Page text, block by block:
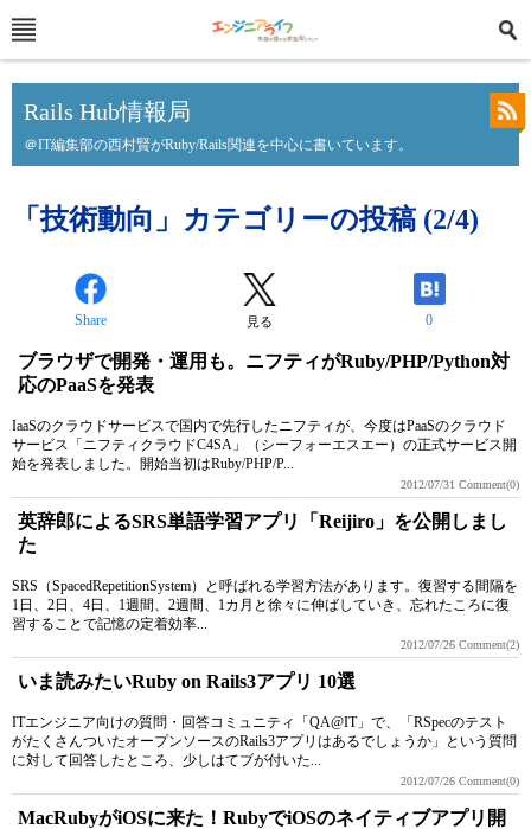
Rails Hub情報局
＠IT編集部の西村賢がRuby/Rails関連を中心に書いています。
「技術動向」カテゴリーの投稿 (2/4)
Share 見る 0
ブラウザで開発・運用も。ニフティがRuby/PHP/Python対
応のPaaSを発表
IaaSのクラウドサービスで国内で先行したニフティが、今度はPaaSのクラウド
サービス「ニフティクラウドC4SA」（シーフォーエスエー）の正式サービス開
始を発表しました。開始当初はRuby/PHP/P...
2012/07/31 Comment(0)
英辞郎によるSRS単語学習アプリ「Reijiro」を公開しまし
た
SRS（SpacedRepetitionSystem）と呼ばれる学習方法があります。復習する間隔を
1日、2日、4日、1週間、2週間、1カ月と徐々に伸ばしていき、忘れたころに復
習することで記憶の定着効率...
2012/07/26 Comment(2)
いま読みたいRuby on Rails3アプリ 10選
ITエンジニア向けの質問・回答コミュニティ「QA@IT」で、「RSpecのテスト
がたくさんついたオープンソースのRails3アプリはあるでしょうか」という質問
に対して回答したところ、少しはてブが付いた...
2012/07/26 Comment(0)
MacRubyがiOSに来た！RubyでiOSのネイティブアプリ開